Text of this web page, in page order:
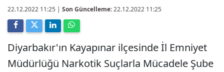
22.12.2022 11:25 | Son Güncelleme:22.12.2022 11:25
Diyarbakır'ın Kayapınar ilçesinde İl Emniyet
Müdürlüğü Narkotik Suçlarla Mücadele Şube